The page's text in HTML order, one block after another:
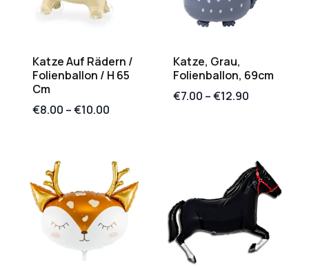
Katze Auf Rädern /
Folienballon / H 65
Cm
€8.00 –€10.00
Katze, Grau,
Folienballon, 69cm
€7.00 –€12.90